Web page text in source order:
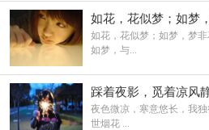
如花，花似梦；如梦
如花，花似梦；如梦，梦
如梦，与...
踩着夜影，觅着凉风
夜色微凉，寒意悠长，我
世烟花 ...